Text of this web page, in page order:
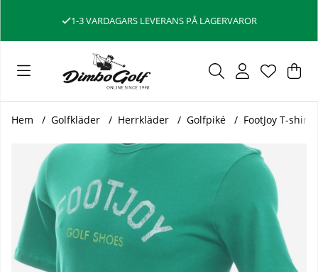
1-3 VARDAGARS LEVERANS PÅ LAGERVAROR
.
Hem Golfkläder Herrkläder Golfpiké FootJoy T-shirt
Produktbilder FootJoy T-shirt Herr 90231 Grön